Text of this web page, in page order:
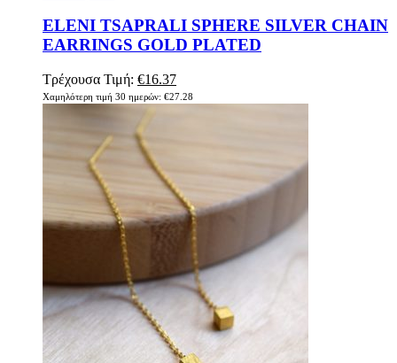
ELENI TSAPRALI SPHERE SILVER CHAIN
EARRINGS GOLD PLATED
Τρέχουσα Τιμή: €16.37
Χαμηλότερη τιμή 30 ημερών: €27.28